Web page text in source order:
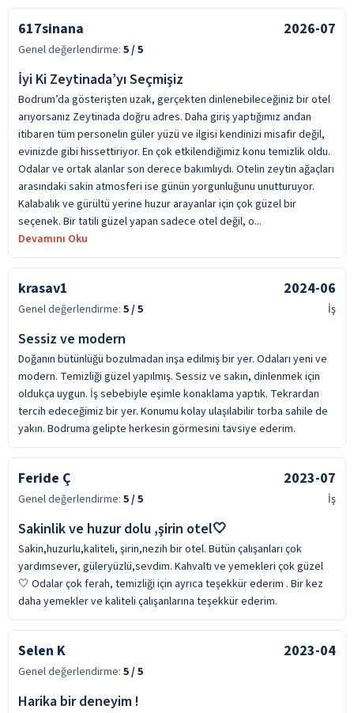
617sinana 2026-07
Genel değerlendirme: 5/ 5
İyi Ki Zeytinada’yı Seçmişiz
Bodrum’da gösterişten uzak, gerçekten dinlenebileceğiniz bir otel
arıyorsanız Zeytinada doğru adres. Daha giriş yaptığımız andan
itibaren tüm personelin güler yüzü ve ilgisi kendinizi misafir değil,
evinizde gibi hissettiriyor. En çok etkilendiğimiz konu temizlik oldu.
Odalar ve ortak alanlar son derece bakımlıydı. Otelin zeytin ağaçları
arasındaki sakin atmosferi ise günün yorgunluğunu unutturuyor.
Kalabalık ve gürültü yerine huzur arayanlar için çok güzel bir
seçenek. Bir tatili güzel yapan sadece otel değil, o...
Devamını Oku
krasav1 2024-06
Genel değerlendirme: 5/ 5 İş
Sessiz ve modern
Doğanın bütünlüğü bozulmadan inşa edilmiş bir yer. Odaları yeni ve
modern. Temizliği güzel yapılmış. Sessiz ve sakin, dinlenmek için
oldukça uygun. İş sebebiyle eşimle konaklama yaptık. Tekrardan
tercih edeceğimiz bir yer. Konumu kolay ulaşılabilir torba sahile de
yakın. Bodruma gelipte herkesin görmesini tavsiye ederim.
Feride Ç 2023-07
Genel değerlendirme: 5/ 5 İş
Sakinlik ve huzur dolu ,şirin otel🤍
Sakin,huzurlu,kaliteli, şirin,nezih bir otel. Bütün çalışanları çok
yardımsever, güleryüzlü,sevdim. Kahvaltı ve yemekleri çok güzel
🤍 Odalar çok ferah, temizliği için ayrıca teşekkür ederim . Bir kez
daha yemekler ve kaliteli çalışanlarına teşekkür ederim.
Selen K 2023-04
Genel değerlendirme: 5/ 5
Harika bir deneyim !